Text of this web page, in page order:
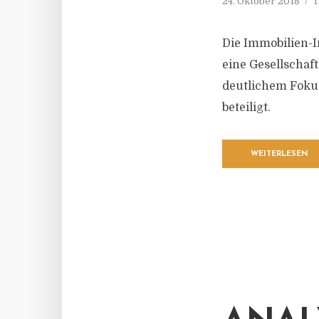
Die Immobilien-
eine
deutlichem
beteiligt.
WEITERLESEN